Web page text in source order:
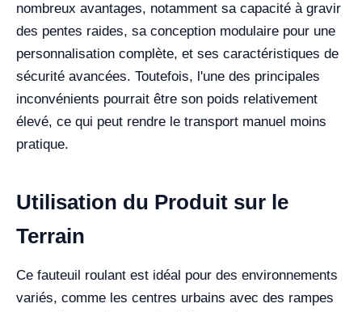
nombreux avantages, notamment sa capacité à gravir
des pentes raides, sa conception modulaire pour une
personnalisation complète, et ses caractéristiques de
sécurité avancées. Toutefois, l'une des principales
inconvénients pourrait être son poids relativement
élevé, ce qui peut rendre le transport manuel moins
pratique.
Utilisation du Produit sur le
Terrain
Ce fauteuil roulant est idéal pour des environnements
variés, comme les centres urbains avec des rampes